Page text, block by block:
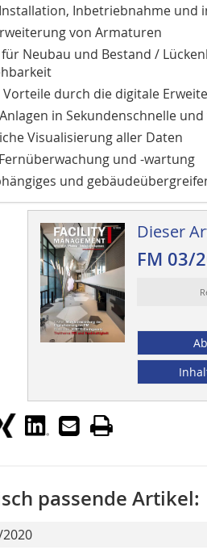
Inbetriebnahme und
von Armaturen
Neubau und Bestand /
Vorteile durch die digitale
Anlagen in Sekundenschnelle
Visualisierung aller Daten
und -wartung
und
Dieser
FM 03/
passende Artikel: